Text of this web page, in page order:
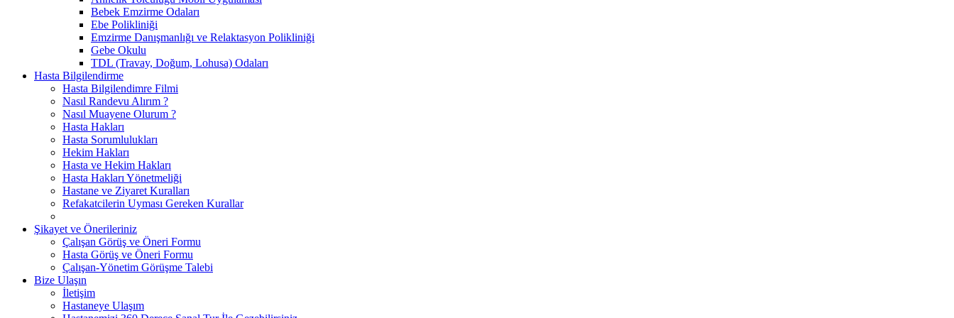
Bebek Emzirme Odaları
Ebe Polikliniği
Emzirme Danışmanlığı ve Relaktasyon Polikliniği
Gebe Okulu
TDL (Travay, Doğum, Lohusa) Odaları
Hasta Bilgilendirme
Hasta Bilgilendimre Filmi
Nasıl Randevu Alırım ?
Nasıl Muayene Olurum ?
Hasta Hakları
Hasta Sorumlulukları
Hekim Hakları
Hasta ve Hekim Hakları
Hasta Hakları Yönetmeliği
Hastane ve Ziyaret Kuralları
Refakatcilerin Uyması Gereken Kurallar
Şikayet ve Önerileriniz
Çalışan Görüş ve Öneri Formu
Hasta Görüş ve Öneri Formu
Çalışan-Yönetim Görüşme Talebi
Bize Ulaşın
İletişim
Hastaneye Ulaşım